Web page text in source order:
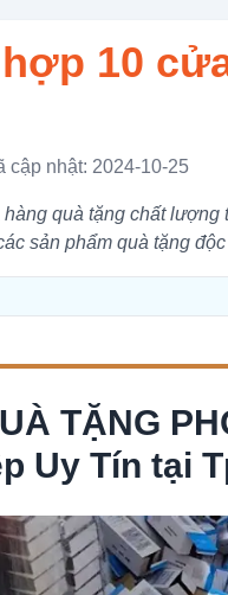
10
cập nhật: 2024-10-25
quà tặng chất
sản phẩm quà tặng
TẶNG
Uy Tín tại